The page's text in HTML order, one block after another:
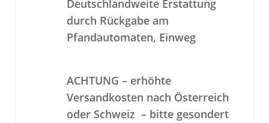
Deutschlandweite Erstattung
durch Rückgabe am
Pfandautomaten, Einweg
ACHTUNG – erhöhte
Versandkosten nach Österreich
oder Schweiz – bitte gesondert